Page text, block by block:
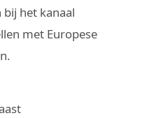
het kanaal
met Europese